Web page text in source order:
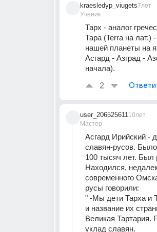
kraesledyp_viugets
Ученик
7лет
Тарх - аналог
Тара (Terra на лат.)
нашей планеты на
Асгард - Азград -
начала).
2
user_206525611
Мастер
10лет
Асгард Ирийский -
славян-русов.
100 тысяч лет. Был
Находился,
современного
русы говорили:
" -Мы дети Тарха и
и название их
Великая Тартария.
уклад славян.